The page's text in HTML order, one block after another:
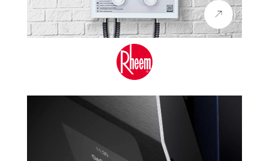
MARAZZI
MOEN
NOKEN
QM DRAIN
RHEEM